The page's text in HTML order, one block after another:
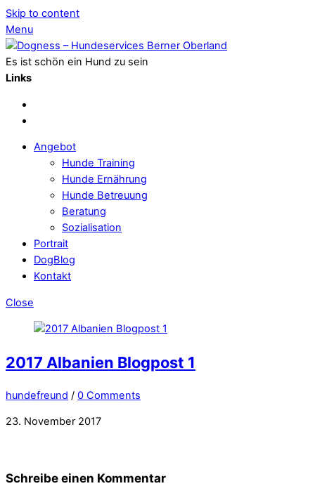
Skip to content
Menu
Es ist schön ein Hund zu sein
Links
Angebot
Hunde Training
Hunde Ernährung
Hunde Betreuung
Beratung
Sozialisation
Portrait
DogBlog
Kontakt
Close
2017 Albanien Blogpost 1
hundefreund / 0 Comments
23. November 2017
Schreibe einen Kommentar